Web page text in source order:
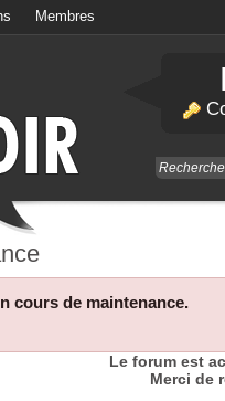
Membres
cours de maintenance.
Le forum est
Merci de